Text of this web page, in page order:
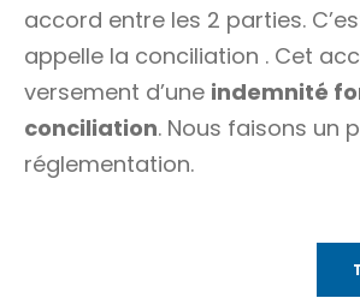
accord entre les 2 parties.
appelle la conciliation . Cet
versement d’une indemnité
conciliation. Nous faisons un
réglementation.